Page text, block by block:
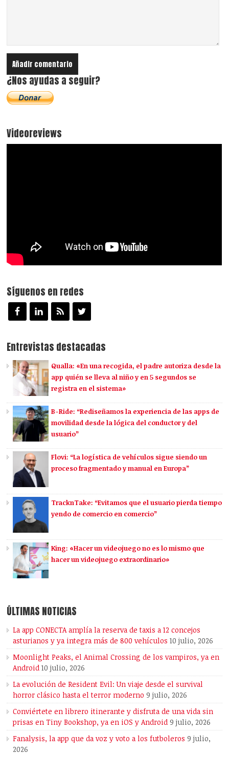
¿Nos ayudas a seguir?
Videoreviews
Síguenos en redes
Entrevistas destacadas
Qualla: «En una recogida, el padre autoriza desde la
app quién se lleva al niño y en 5 segundos se
registra en el sistema»
B-Ride: “Rediseñamos la experiencia de las apps de
movilidad desde la lógica del conductor y del
usuario”
Flovi: “La logística de vehículos sigue siendo un
proceso fragmentado y manual en Europa”
TracknTake: “Evitamos que el usuario pierda tiempo
yendo de comercio en comercio”
King: «Hacer un videojuego no es lo mismo que
hacer un videojuego extraordinario»
ÚLTIMAS NOTICIAS
La app CONECTA amplía la reserva de taxis a 12 concejos
asturianos y ya integra más de 800 vehículos 10 julio, 2026
Moonlight Peaks, el Animal Crossing de los vampiros, ya en
Android 10 julio, 2026
La evolución de Resident Evil: Un viaje desde el survival
horror clásico hasta el terror moderno 9 julio, 2026
Conviértete en librero itinerante y disfruta de una vida sin
prisas en Tiny Bookshop, ya en iOS y Android 9 julio, 2026
Fanalysis, la app que da voz y voto a los futboleros 9 julio,
2026